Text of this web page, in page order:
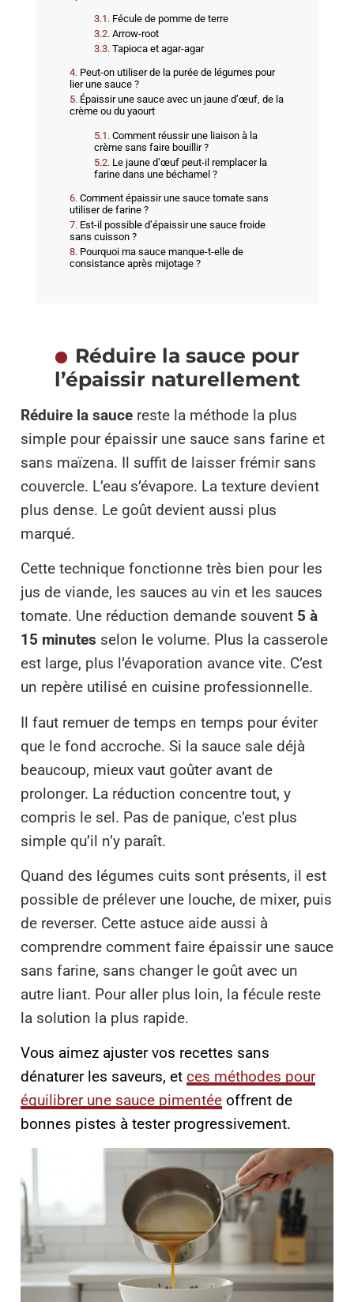
Fécule de pomme de terre
Arrow-root
Tapioca et agar-agar
Peut-on utiliser de la purée de légumes pour
lier une sauce ?
Épaissir une sauce avec un jaune d’œuf, de la
crème ou du yaourt
Comment réussir une liaison à la
crème sans faire bouillir ?
Le jaune d’œuf peut-il remplacer la
farine dans une béchamel ?
Comment épaissir une sauce tomate sans
utiliser de farine ?
Est-il possible d’épaissir une sauce froide
sans cuisson ?
Pourquoi ma sauce manque-t-elle de
consistance après mijotage ?
Réduire la sauce pour
l’épaissir naturellement
Réduire la sauce reste la méthode la plus
simple pour épaissir une sauce sans farine et
sans maïzena. Il suffit de laisser frémir sans
couvercle. L’eau s’évapore. La texture devient
plus dense. Le goût devient aussi plus
marqué.
Cette technique fonctionne très bien pour les
jus de viande, les sauces au vin et les sauces
tomate. Une réduction demande souvent 5 à
15 minutes selon le volume. Plus la casserole
est large, plus l’évaporation avance vite. C’est
un repère utilisé en cuisine professionnelle.
Il faut remuer de temps en temps pour éviter
que le fond accroche. Si la sauce sale déjà
beaucoup, mieux vaut goûter avant de
prolonger. La réduction concentre tout, y
compris le sel. Pas de panique, c’est plus
simple qu’il n’y paraît.
Quand des légumes cuits sont présents, il est
possible de prélever une louche, de mixer, puis
de reverser. Cette astuce aide aussi à
comprendre comment faire épaissir une sauce
sans farine, sans changer le goût avec un
autre liant. Pour aller plus loin, la fécule reste
la solution la plus rapide.
Vous aimez ajuster vos recettes sans
dénaturer les saveurs, et ces méthodes pour
équilibrer une sauce pimentée offrent de
bonnes pistes à tester progressivement.